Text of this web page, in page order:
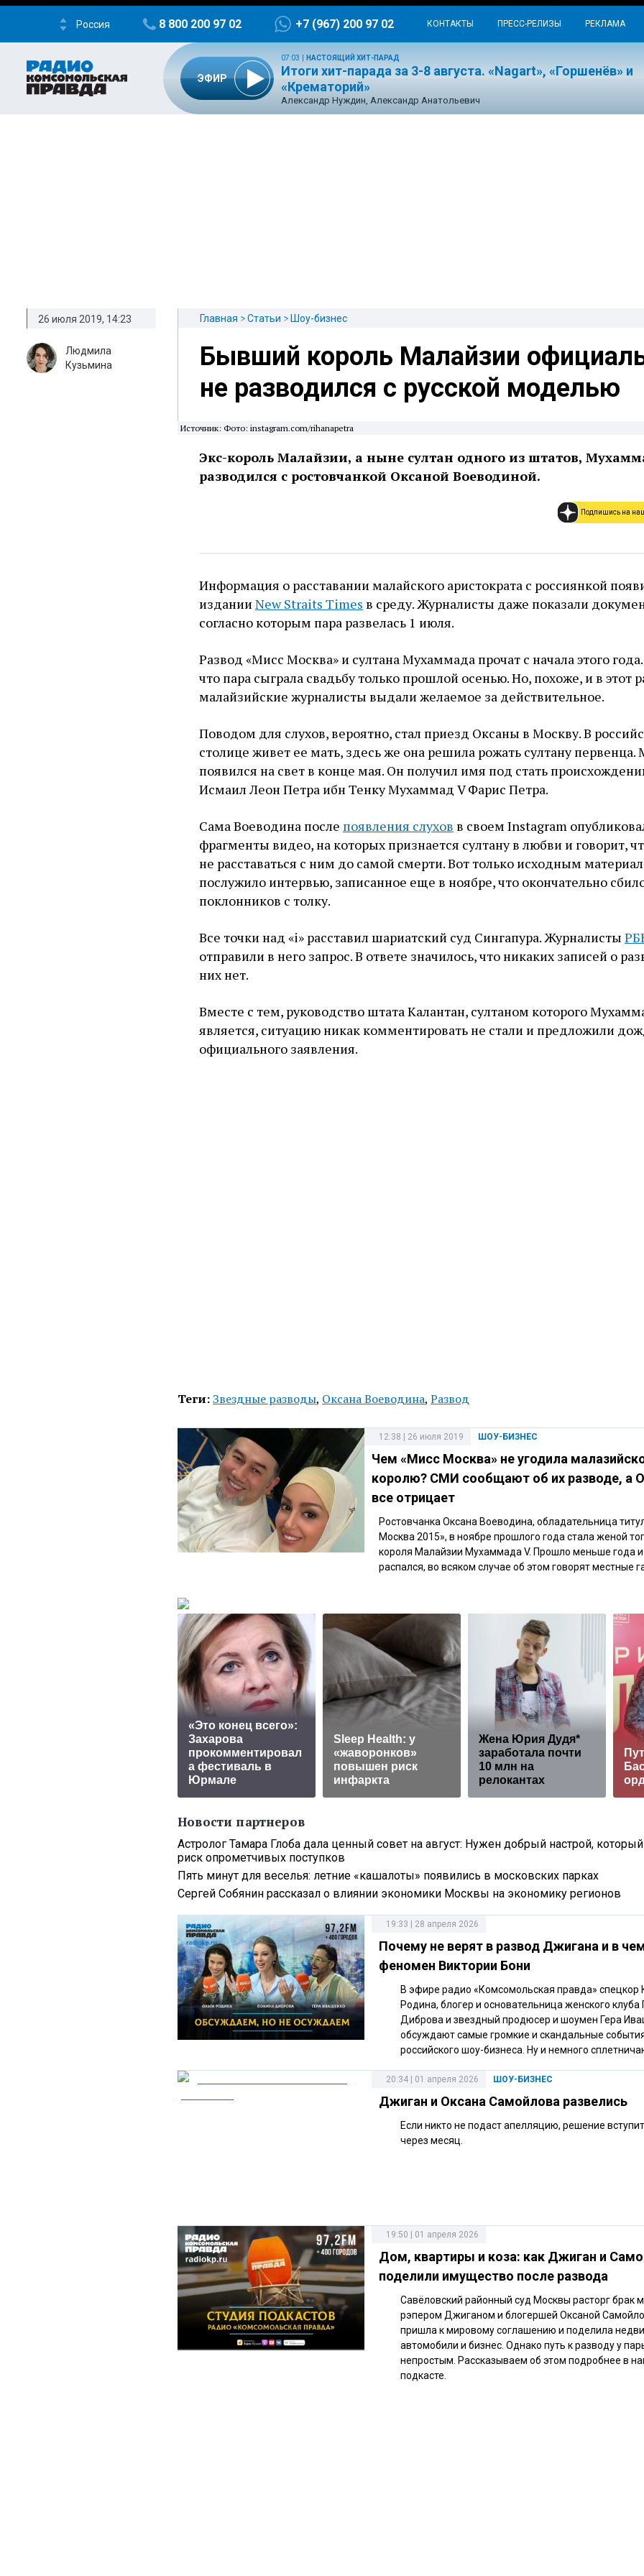
Россия 8 800 200 97 02 +7 (967) 200 97 02 КОНТАКТЫ ПРЕСС-РЕЛИЗЫ РЕКЛАМА
ЭФИР
07:03 НАСТОЯЩИЙ ХИТ-ПАРАД
Итоги хит-парада за 3-8 августа. «Nagart», «Горшенёв» и
«Крематорий»
Александр Нуждин, Александр Анатольевич
Главная Статьи Шоу-бизнес
Бывший король Малайзии
не разводился с русской моделью
Источник: Фото: instagram.com/rihanapetra
Экс-король Малайзии, а ныне султан одного из штатов,
разводился с ростовчанкой Оксаной Воеводиной.
Подпишись на
Информация о расставании малайского аристократа с россиянкой
изданииNew Straits Times в среду. Журналисты даже показали
согласно которым пара развелась 1 июля.
Развод «Мисс Москва» и султана Мухаммада прочат с начала этого
что пара сыграла свадьбу только прошлой осенью. Но, похоже, и в этот
малайзийские журналисты выдали желаемое за действительное.
Поводом для слухов, вероятно, стал приезд Оксаны в Москву. В
столице живет ее мать, здесь же она решила рожать султану первенца.
появился на свет в конце мая. Он получил имя под стать
Исмаил Леон Петра ибн Тенку Мухаммад V Фарис Петра.
Сама Воеводина после появления слухов в своем Instagram
фрагменты видео, на которых признается султану в любви и говорит,
не расставаться с ним до самой смерти. Вот только исходным
послужило интервью, записанное еще в ноябре, что окончательно
поклонников с толку.
Все точки над «i» расставил шариатский суд Сингапура. Журналисты
отправили в него запрос. В ответе значилось, что никаких записей о
них нет.
Вместе с тем, руководство штата Калантан, султаном которого
является, ситуацию никак комментировать не стали и предложили
официального заявления.
26 июля 2019, 14:23
Людмила
Кузьмина
Теги:Звездные разводы, Оксана Воеводина, Развод
12:38 | 26 июля 2019 ШОУ-БИЗНЕС
Чем «Мисс Москва» не угодила
королю? СМИ сообщают об их разводе, а
все отрицает
Ростовчанка Оксана Воеводина, обладательница
Москва 2015», в ноябре прошлого года стала женой
короля Малайзии Мухаммада V. Прошло меньше года и
распался, во всяком случае об этом говорят местные
«Это конец всего»:
Захарова
прокомментировал
а фестиваль в
Юрмале
Sleep Health: у
«жаворонков»
повышен риск
инфаркта
Жена Юрия Дудя*
заработала почти
10 млн на
релокантах
Новости партнеров
Астролог Тамара Глоба дала ценный совет на август: Нужен добрый настрой,
риск опрометчивых поступков
Пять минут для веселья: летние «кашалоты» появились в московских парках
Сергей Собянин рассказал о влиянии экономики Москвы на экономику регионов
19:33 | 28 апреля 2026
Почему не верят в развод Джигана и в
феномен Виктории Бони
В эфире радио «Комсомольская правда» спецкор
Родина, блогер и основательница женского клуба
Диброва и звездный продюсер и шоумен Гера
обсуждают самые громкие и скандальные
российского шоу-бизнеса. Ну и немного
ШОУ-БИЗНЕС
20:34 | 01 апреля 2026
Джиган и Оксана Самойлова развелись
Если никто не подаст апелляцию, решение
через месяц.
19:50 | 01 апреля 2026
Дом, квартиры и коза: как Джиган и
поделили имущество после развода
Савёловский районный суд Москвы расторг брак
рэпером Джиганом и блогершей Оксаной
пришла к мировому соглашению и поделила
автомобили и бизнес. Однако путь к разводу у
непростым. Рассказываем об этом подробнее в
подкасте.